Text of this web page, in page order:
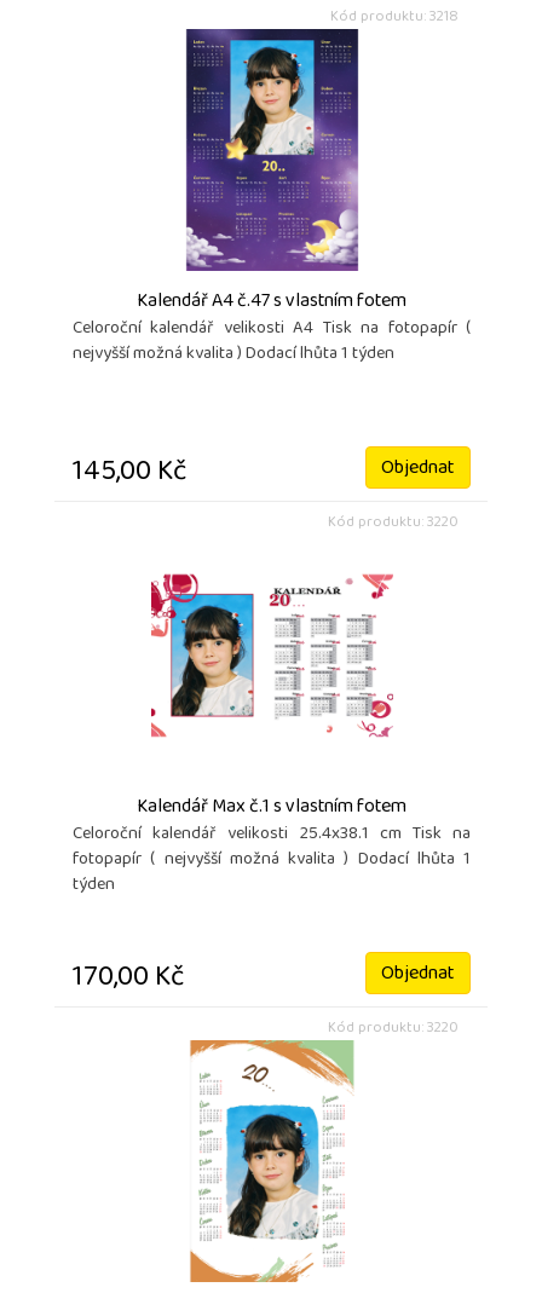
Kód produktu: 3218
Kalendář A4 č.47 s vlastním fotem
Celoroční kalendář velikosti A4 Tisk na fotopapír (
nejvyšší možná kvalita ) Dodací lhůta 1 týden
145,00 Kč Objednat
Kód produktu: 3220
Kalendář Max č.1 s vlastním fotem
Celoroční kalendář velikosti 25.4x38.1 cm Tisk na
fotopapír ( nejvyšší možná kvalita ) Dodací lhůta 1
týden
170,00 Kč Objednat
Kód produktu: 3220